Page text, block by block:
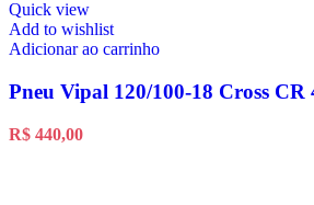
Quick view
Add to wishlist
Adicionar ao carrinho
Pneu Vipal 120/100-18 Cross CR
R$ 440,00